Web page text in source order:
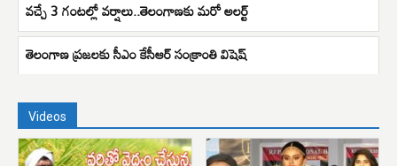
వచ్చే 3 గంటల్లో వర్షాలు..తెలంగాణకు మరో అలర్ట్
తెలంగాణ ప్రజలకు సీఎం కేసీఆర్ సంక్రాంతి విషెష్
Videos